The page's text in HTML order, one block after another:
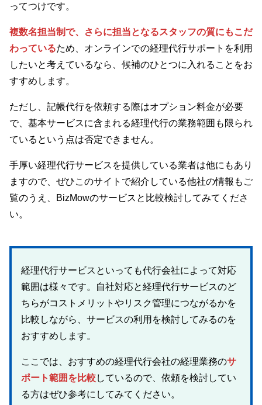
ってつけです。
複数名担当制で、さらに担当となるスタッフの質にもこだ
わっているため、オンラインでの経理代行サポートを利用
したいと考えているなら、候補のひとつに入れることをお
すすめします。
ただし、記帳代行を依頼する際はオプション料金が必要
で、基本サービスに含まれる経理代行の業務範囲も限られ
ているという点は否定できません。
手厚い経理代行サービスを提供している業者は他にもあり
ますので、ぜひこのサイトで紹介している他社の情報もご
覧のうえ、BizMowのサービスと比較検討してみてくださ
い。
経理代行サービスといっても代行会社によって対応
範囲は様々です。自社対応と経理代行サービスのど
ちらがコストメリットやリスク管理につながるかを
比較しながら、サービスの利用を検討してみるのを
おすすめします。
ここでは、おすすめの経理代行会社の経理業務のサ
ポート範囲を比較しているので、依頼を検討してい
る方はぜひ参考にしてみてください。